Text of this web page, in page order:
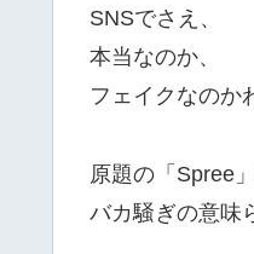
SNSでさえ、
本当なのか、
フェイクなのか
原題の「Spree」
バカ騒ぎの意味